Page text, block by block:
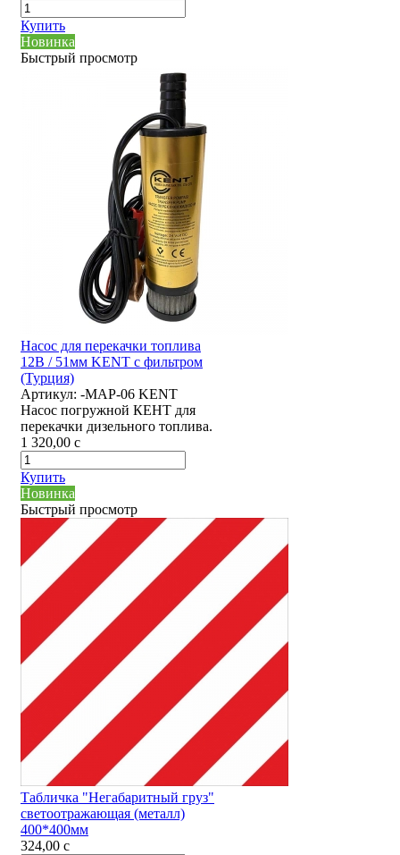
Купить
Новинка
Быстрый просмотр
Насос для перекачки топлива
12В / 51мм KENT с фильтром
(Турция)
Артикул: -MAP-06 KENT
Насос погружной КЕНТ для
перекачки дизельного топлива.
1 320,00 c
Купить
Новинка
Быстрый просмотр
Табличка "Негабаритный груз"
светоотражающая (металл)
400*400мм
324,00 c